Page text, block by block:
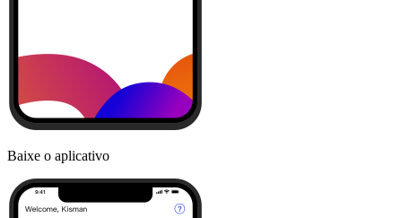
Baixe o aplicativo